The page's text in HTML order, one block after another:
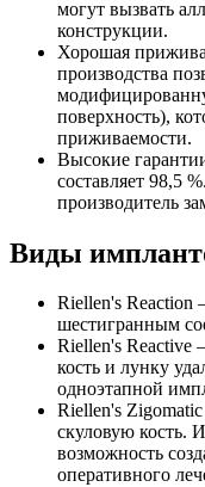
могут вызвать
конструкции.
Хорошая
производства
поверхность),
приживаемости.
Высокие
составляет 98,5
производитель
Виды
Riellen's Reaction
шестигранным
Riellen's Reactive
кость и лунку
одноэтапной
Riellen's
скуловую кость.
возможность
оперативного